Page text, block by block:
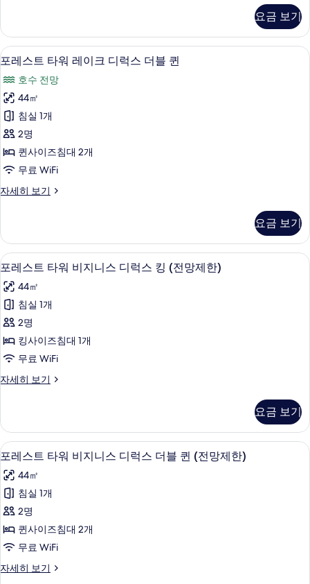
모
두
보
기
1
회
이
용
가
능
사
진
모
두
기
이
용
가
능
자
세
히
보
기
럭
스
킹
사
진
모
두
보
기
타
워
레
크
디
럭
스
킹
자
세
히
기
요금 보기
포
스
트
타
워
레
이
크
럭
스
더
블
퀸
사
진
모
두
5
포레스트 타워 레이크 디럭스 더블 퀸
호수 전망
44㎡
침실 1개
2명
퀸사이즈침대 2개
무료 WiFi
자세히 보기
포
타
워
레
크
디
스
더
블
퀸
자
기
요금 보기
포
레
스
트
타
워
비
지
스
디
럭
스
킹
(전
망
제
한)
오리/거위털 이불, 미니바, 객실 내 금
6
포레스트 타워 비지니스 디럭스 킹 (전망제한)
44㎡
침실 1개
2명
킹사이즈침대 1개
무료 WiFi
자세히 보기
포
타
워
비
니
스
럭
스
킹
(전
망
요금 보기
포
레
스
트
타
워
비
지
오리/거위털 이불, 미니바, 객실 내 금
4
포레스트 타워 비지니스 디럭스 더블 퀸 (전망제한)
44㎡
침실 1개
2명
퀸사이즈침대 2개
무료 WiFi
자세히 보기
포